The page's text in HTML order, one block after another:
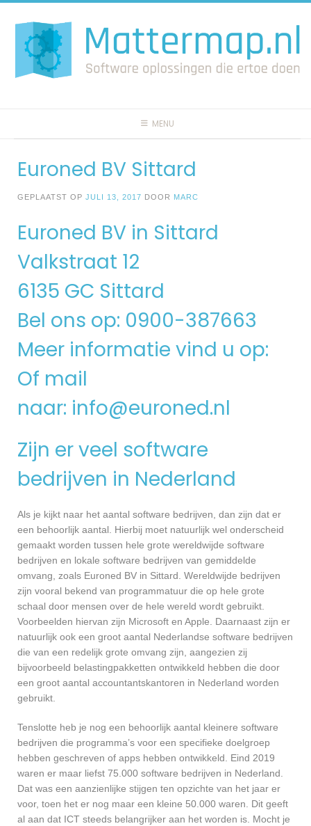
naar
inhoud
MENU
Euroned BV Sittard
GEPLAATST OP JULI 13, 2017 DOOR MARC
Euroned BV in Sittard
Valkstraat 12
6135 GC Sittard
Bel ons op: 0900-387663
Meer informatie vind u op:
Of mail
naar: info@euroned.nl
Zijn er veel software
bedrijven in Nederland
Als je kijkt naar het aantal software bedrijven, dan zijn dat er
een behoorlijk aantal. Hierbij moet natuurlijk wel onderscheid
gemaakt worden tussen hele grote wereldwijde software
bedrijven en lokale software bedrijven van gemiddelde
omvang, zoals Euroned BV in Sittard. Wereldwijde bedrijven
zijn vooral bekend van programmatuur die op hele grote
schaal door mensen over de hele wereld wordt gebruikt.
Voorbeelden hiervan zijn Microsoft en Apple. Daarnaast zijn er
natuurlijk ook een groot aantal Nederlandse software bedrijven
die van een redelijk grote omvang zijn, aangezien zij
bijvoorbeeld belastingpakketten ontwikkeld hebben die door
een groot aantal accountantskantoren in Nederland worden
gebruikt.
Tenslotte heb je nog een behoorlijk aantal kleinere software
bedrijven die programma’s voor een specifieke doelgroep
hebben geschreven of apps hebben ontwikkeld. Eind 2019
waren er maar liefst 75.000 software bedrijven in Nederland.
Dat was een aanzienlijke stijgen ten opzichte van het jaar er
voor, toen het er nog maar een kleine 50.000 waren. Dit geeft
al aan dat ICT steeds belangrijker aan het worden is. Mocht je